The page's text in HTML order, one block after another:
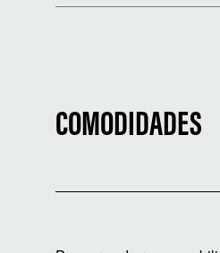
COMODIDADES